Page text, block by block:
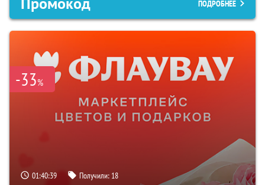
ПОДРОБНЕЕ
-33%
01:40:38 Получили: 18